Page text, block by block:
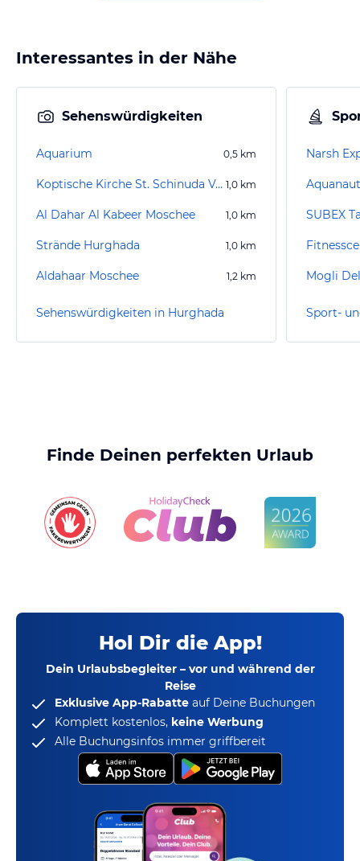
Interessantes in der Nähe
Sehenswürdigkeiten
Aquarium 0,5 km
Koptische Kirche St. Schinuda Vater der Eremiten 1,0 km
Al Dahar Al Kabeer Moschee 1,0 km
Strände Hurghada 1,0 km
Aldahaar Moschee 1,2 km
Sehenswürdigkeiten in Hurghada
Narsh
SUBEX
Mogli
Finde Deinen perfekten Urlaub
Hol Dir die App!
Dein Urlaubsbegleiter – vor und während der
Reise
Exklusive App-Rabatte auf Deine Buchungen
Komplett kostenlos, keine Werbung
Alle Buchungsinfos immer griffbereit